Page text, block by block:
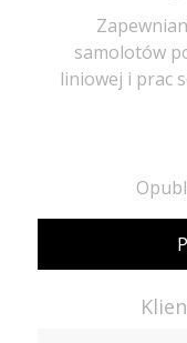
samolotów
liniowej i prac